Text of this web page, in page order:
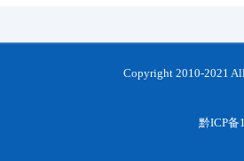
Copyright 2010-2021
黔ICP备